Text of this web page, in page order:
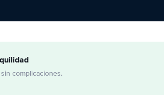
complicaciones.